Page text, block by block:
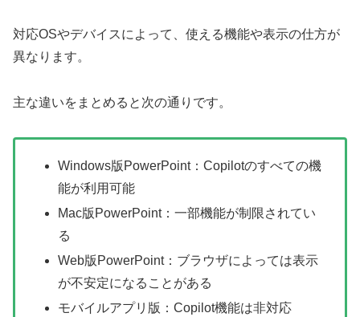
対応OSやデバイスによって、使える機能や表示の仕方が
異なります。
主な違いをまとめると次の通りです。
Windows版PowerPoint：Copilotのすべての機
能が利用可能
Mac版PowerPoint：一部機能が制限されてい
る
Web版PowerPoint：ブラウザによっては表示
が不安定になることがある
モバイルアプリ版：Copilot機能は非対応